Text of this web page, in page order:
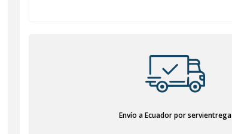
Envío a Ecuador por servientrega